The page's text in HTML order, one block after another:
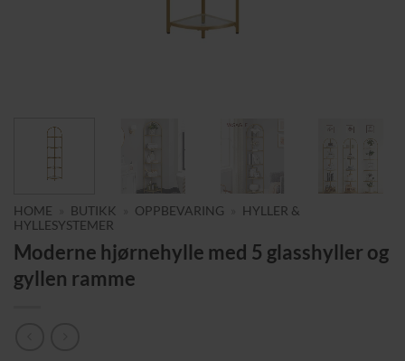
HOME BUTIKK OPPBEVARING
HYLLER &
HYLLESYSTEMER
Moderne hjørnehylle med 5 glasshyller og
gyllen ramme